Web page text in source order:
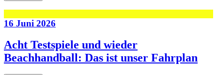
16 Juni 2026
Acht Testspiele und wieder
Beachhandball: Das ist unser Fahrplan